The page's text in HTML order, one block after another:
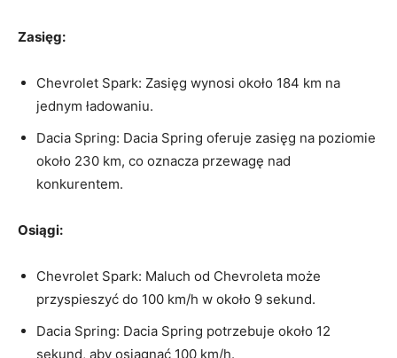
Zasięg:
Chevrolet Spark: Zasięg wynosi⁤ około 184 ‌km na‌
jednym ładowaniu.
Dacia Spring: ‍Dacia Spring oferuje zasięg na poziomie
około 230 km,⁣ co oznacza przewagę‍ nad
konkurentem.
Osiągi:
Chevrolet‍ Spark: Maluch ⁢od⁤ Chevroleta⁢ może
przyspieszyć do 100 km/h⁤ w około 9 sekund.
Dacia Spring: ⁤Dacia Spring ‌potrzebuje około⁢ 12
sekund, ​aby osiągnąć ⁣100 km/h.